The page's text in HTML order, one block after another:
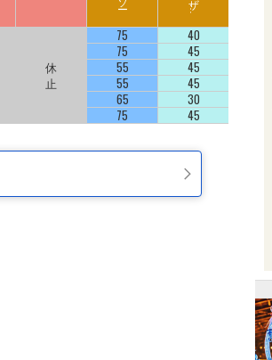
ラ
ド
75 40
75 45
休 55 45
止 55 45
65 30
75 45